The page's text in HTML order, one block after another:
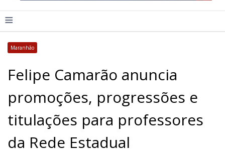
≡
Maranhão
Felipe Camarão anuncia
promoções, progressões e
titulações para professores
da Rede Estadual